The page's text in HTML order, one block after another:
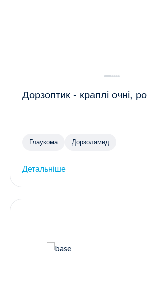
Дорзоптик - краплі очні,
Глаукома Дорзоламид
Детальніше